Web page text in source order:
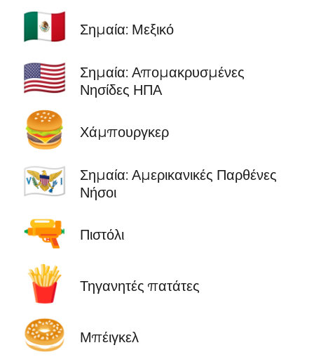
🇲🇽 Σημαία: Μεξικό
🇺🇲
Σημαία: Απομακρυσμένες
Νησίδες ΗΠΑ
🍔 Χάμπουργκερ
🇻🇮
Σημαία: Αμερικανικές Παρθένες
Νήσοι
🔫 Πιστόλι
🍟 Τηγανητές πατάτες
🥯 Μπέιγκελ